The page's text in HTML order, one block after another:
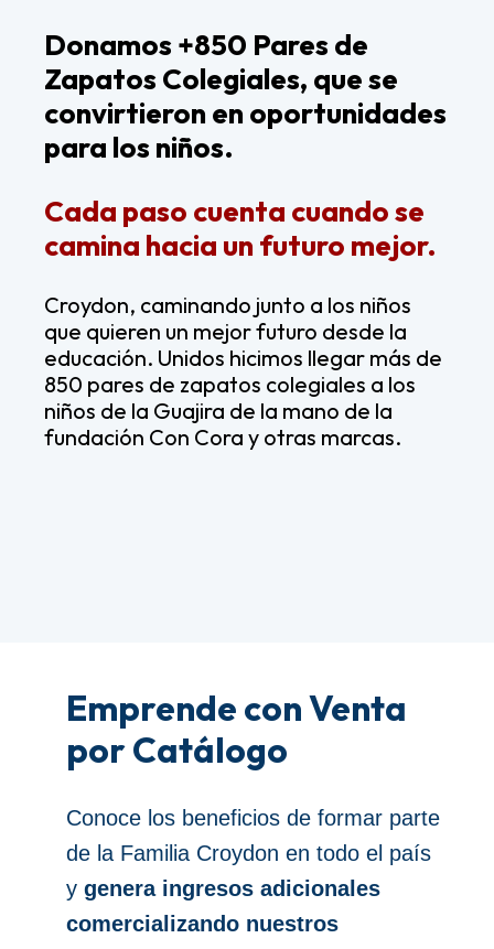
Donamos +850 Pares de
Zapatos Colegiales, que se
convirtieron en oportunidades
para los niños.
Cada paso cuenta cuando se
camina hacia un futuro mejor.
Croydon, caminando junto a los niños
que quieren un mejor futuro desde la
educación. Unidos hicimos llegar más de
850 pares de zapatos colegiales a los
niños de la Guajira de la mano de la
fundación Con Cora y otras marcas.
Emprende con Venta
por Catálogo
Conoce los beneficios de formar parte
de la Familia Croydon en todo el país
y genera ingresos adicionales
comercializando nuestros